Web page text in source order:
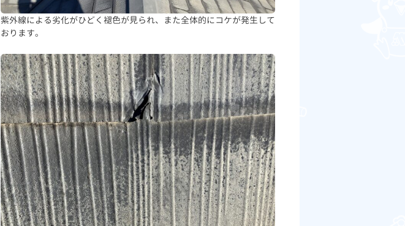
紫外線による劣化がひどく褪色が見られ、また全体的にコケが発生して
おります。